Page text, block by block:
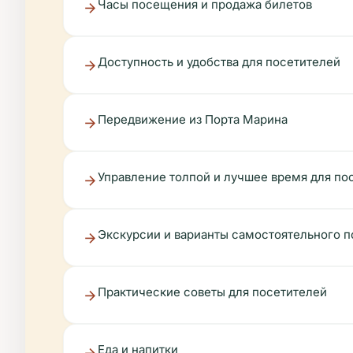
Часы посещения и продажа билетов
Доступность и удобства для посетителей
Передвижение из Порта Марина
Управление толпой и лучшее время для
Экскурсии и варианты самостоятельного
Практические советы для посетителей
Еда и напитки